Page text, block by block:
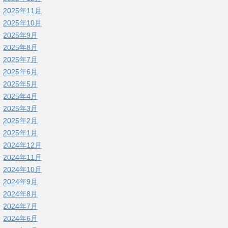
2025年11月
2025年10月
2025年9月
2025年8月
2025年7月
2025年6月
2025年5月
2025年4月
2025年3月
2025年2月
2025年1月
2024年12月
2024年11月
2024年10月
2024年9月
2024年8月
2024年7月
2024年6月